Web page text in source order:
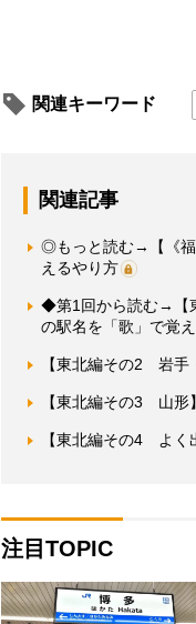
関連キーワード
関連記事
◎もっと読む→【《福
えるやり方
◆第1回から読む→【
の駅名を「歌」で覚
【東北編その2 岩手
【東北編その3 山形
【東北編その4 よく
注目TOPIC